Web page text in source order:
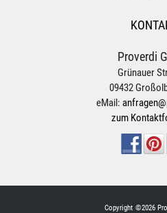
Proverdi
Grünauer
09432
eMail:
zum
Copyright ©2026